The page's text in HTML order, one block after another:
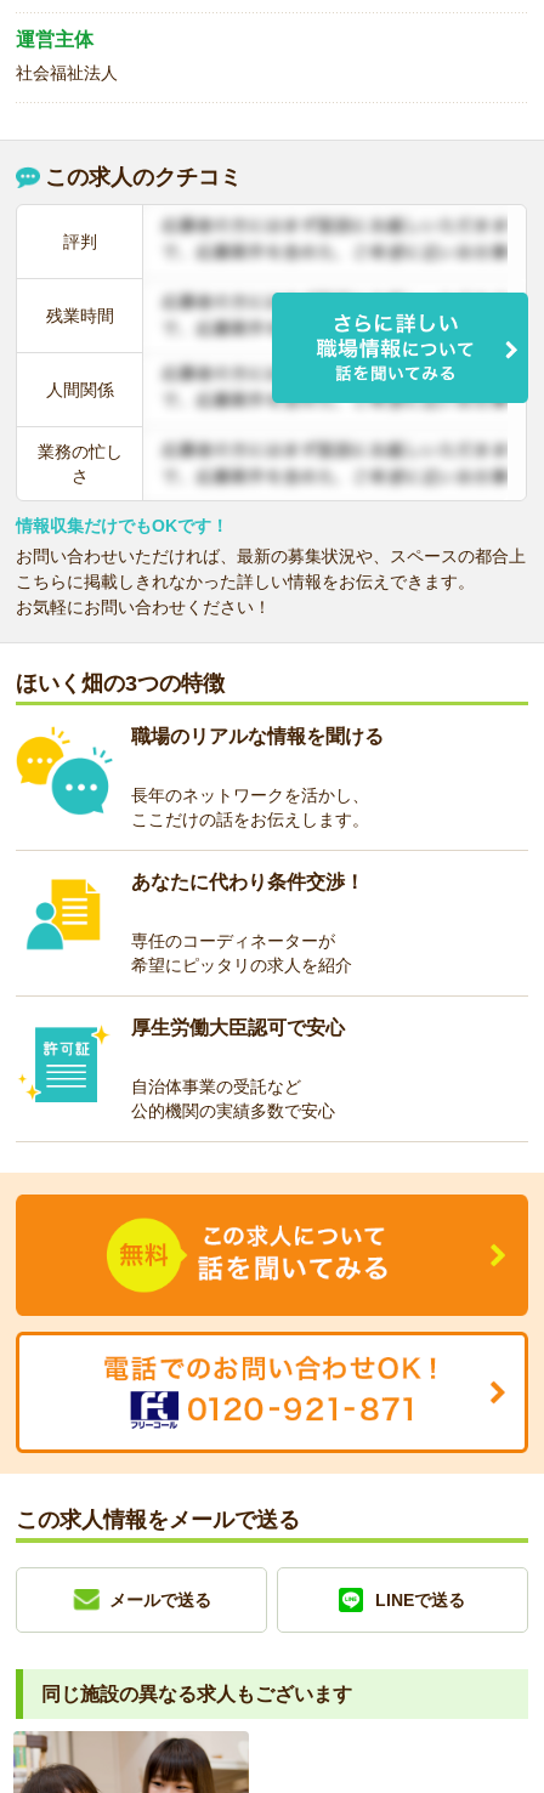
運営主体
社会福祉法人
この求人のクチコミ
評判
残業時間
人間関係
業務の忙し
さ
情報収集だけでもOKです！
お問い合わせいただければ、最新の募集状況や、スペースの都合上
こちらに掲載しきれなかった詳しい情報をお伝えできます。
お気軽にお問い合わせください！
ほいく畑の3つの特徴
職場のリアルな情報を聞ける
長年のネットワークを活かし、
ここだけの話をお伝えします。
あなたに代わり条件交渉！
専任のコーディネーターが
希望にピッタリの求人を紹介
厚生労働大臣認可で安心
自治体事業の受託など
公的機関の実績多数で安心
この求人情報をメールで送る
メールで送る LINEで送る
同じ施設の異なる求人もございます